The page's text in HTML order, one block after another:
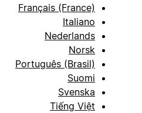
Français (France)
Italiano
Nederlands
Norsk
Português (Brasil)
Suomi
Svenska
Tiếng Việt